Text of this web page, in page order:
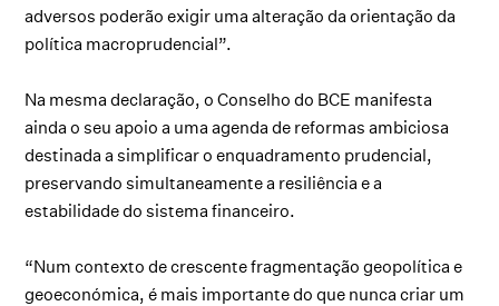
adversos poderão exigir uma alteração da orientação da
política macroprudencial”.
Na mesma declaração, o Conselho do BCE manifesta
ainda o seu apoio a uma agenda de reformas ambiciosa
destinada a simplificar o enquadramento prudencial,
preservando simultaneamente a resiliência e a
estabilidade do sistema financeiro.
“Num contexto de crescente fragmentação geopolítica e
geoeconómica, é mais importante do que nunca criar um